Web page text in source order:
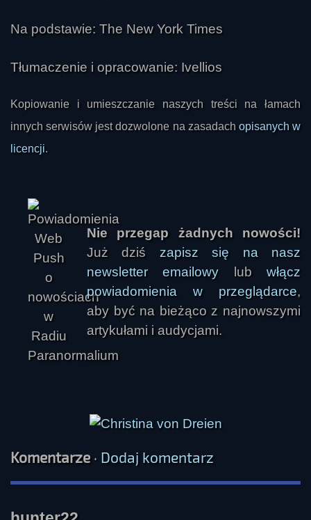
Na podstawie: The New York Times
Tłumaczenie i opracowanie: Ivellios
Kopiowanie i umieszczanie naszych treści na łamach
innych serwisów jest dozwolone na zasadach opisanych w
licencji.
Nie przegap żadnych nowości!
Już dziś zapisz się na nasz
newsletter emailowy lubwłącz
powiadomienia w przeglądarce,
aby być na bieżąco z najnowszymi
artykułami i audycjami.
Komentarze· Dodaj komentarz
Pisaq
Eryk Wszechwiedzący